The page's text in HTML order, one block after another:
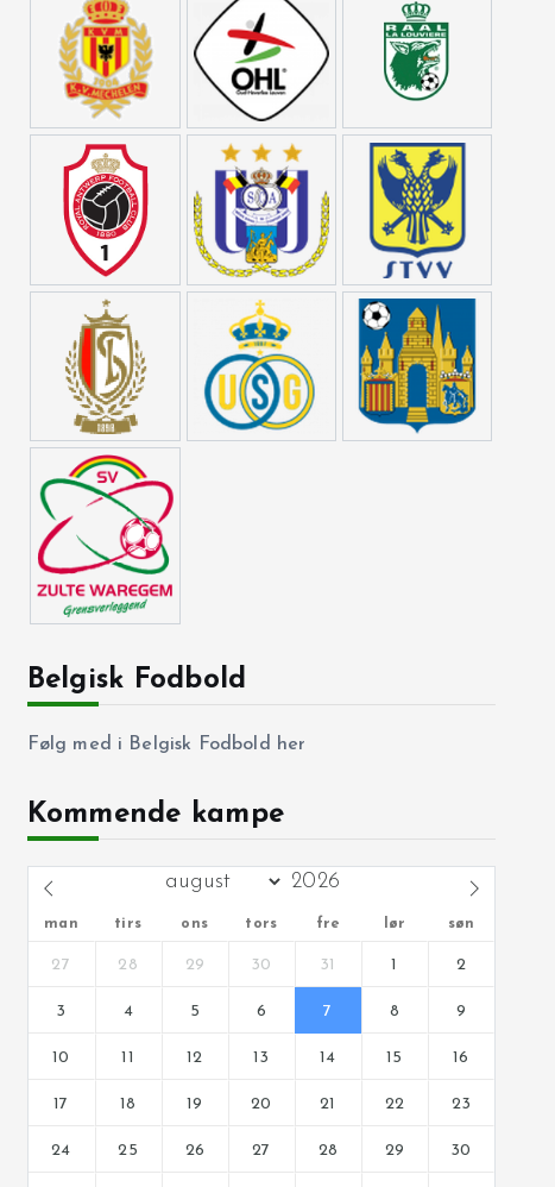
Belgisk Fodbold
Følg med i Belgisk Fodbold her
Kommende kampe
man tirs ons tors fre lør søn
27 28 29 30 31 1 2
3 4 5 6 7 8 9
10 11 12 13 14 15 16
17 18 19 20 21 22 23
24 25 26 27 28 29 30